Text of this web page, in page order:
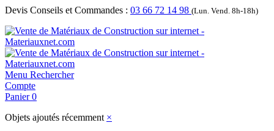
Devis Conseils et Commandes : 03 66 72 14 98 (Lun. Vend. 8h-18h)
Menu Rechercher
Compte
Panier 0
Objets ajoutés récemment ×